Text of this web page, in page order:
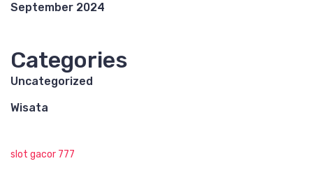
September 2024
Categories
Uncategorized
Wisata
slot gacor 777